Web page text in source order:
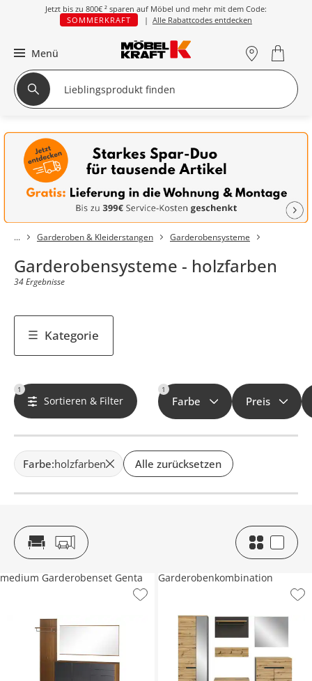
Jetzt bis zu 800€ ² sparen auf Möbel und mehr mit dem Code:
SOMMERKRAFT
| Alle Rabattcodes entdecken
Menü
Garderoben & Kleiderstangen Garderobensysteme
Garderobensysteme - holzfarben
34 Ergebnisse
Kategorie
1
Sortieren & Filter
1
Farbe Preis
Farbe:holzfarben Alle zurücksetzen
medium Garderobenset Genta Garderobenkombination